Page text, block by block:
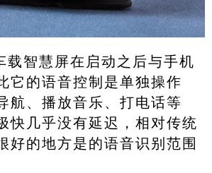
载智慧屏在启动之后与手机
它的语音控制是单独操作
航、播放音乐、打电话等
快几乎没有延迟，相对传统
好的地方是的语音识别范围